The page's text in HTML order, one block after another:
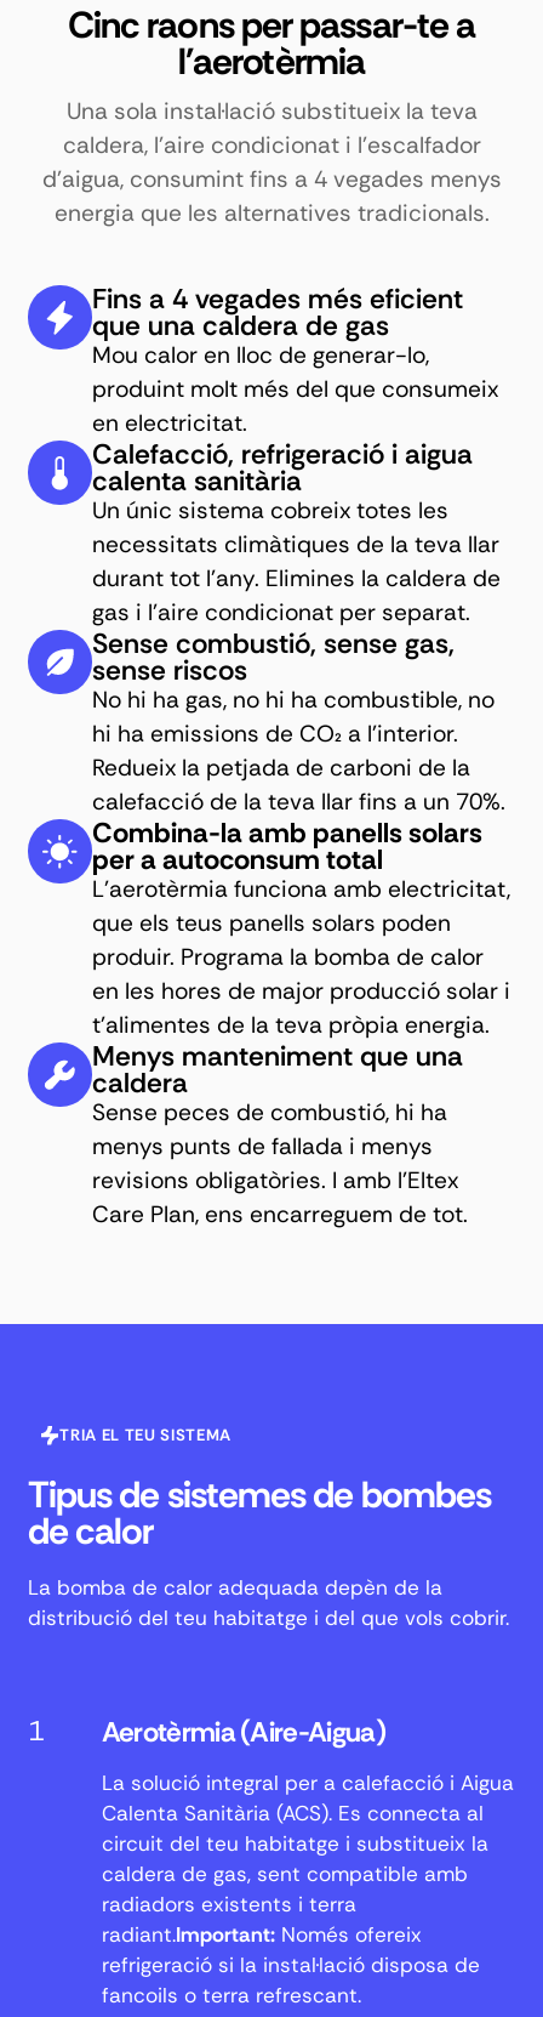
Cinc raons per passar-te a
l'aerotèrmia
Una sola instal·lació substitueix la teva
caldera, l'aire condicionat i l'escalfador
d'aigua, consumint fins a 4 vegades menys
energia que les alternatives tradicionals.
Fins a 4 vegades més eficient
que una caldera de gas
Mou calor en lloc de generar-lo,
produint molt més del que consumeix
en electricitat.
Calefacció, refrigeració i aigua
calenta sanitària
Un únic sistema cobreix totes les
necessitats climàtiques de la teva llar
durant tot l'any. Elimines la caldera de
gas i l'aire condicionat per separat.
Sense combustió, sense gas,
sense riscos
No hi ha gas, no hi ha combustible, no
hi ha emissions de CO₂ a l'interior.
Redueix la petjada de carboni de la
calefacció de la teva llar fins a un 70%.
Combina-la amb panells solars
per a autoconsum total
L'aerotèrmia funciona amb electricitat,
que els teus panells solars poden
produir. Programa la bomba de calor
en les hores de major producció solar i
t'alimentes de la teva pròpia energia.
Menys manteniment que una
caldera
Sense peces de combustió, hi ha
menys punts de fallada i menys
revisions obligatòries. I amb l'Eltex
Care Plan, ens encarreguem de tot.
TRIA EL TEU SISTEMA
Tipus de sistemes de bombes
de calor
La bomba de calor adequada depèn de la
distribució del teu habitatge i del que vols cobrir.
1 Aerotèrmia (Aire-Aigua)
La solució integral per a calefacció i Aigua
Calenta Sanitària (ACS). Es connecta al
circuit del teu habitatge i substitueix la
caldera de gas, sent compatible amb
radiadors existents i terra
radiant.Important:Només ofereix
refrigeració si la instal·lació disposa de
fancoils o terra refrescant.
Aire Condicionat (Aire-Aire)
Splits:
Conductes: